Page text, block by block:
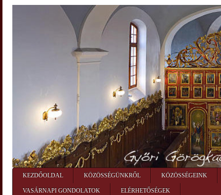
KEZDŐOLDAL KÖZÖSSÉGÜNKRŐL KÖZÖSSÉGEINK
VASÁRNAPI GONDOLATOK ELÉRHETŐSÉGEK